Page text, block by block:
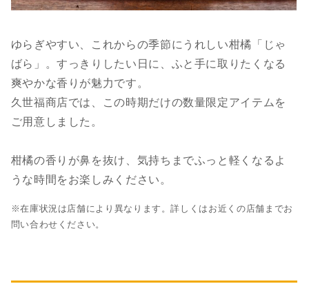
ゆらぎやすい、これからの季節にうれしい柑橘「じゃ
ばら」。すっきりしたい日に、ふと手に取りたくなる
爽やかな香りが魅力です。
久世福商店では、この時期だけの数量限定アイテムを
ご用意しました。
柑橘の香りが鼻を抜け、気持ちまでふっと軽くなるよ
うな時間をお楽しみください。
※在庫状況は店舗により異なります。詳しくはお近くの店舗までお
問い合わせください。